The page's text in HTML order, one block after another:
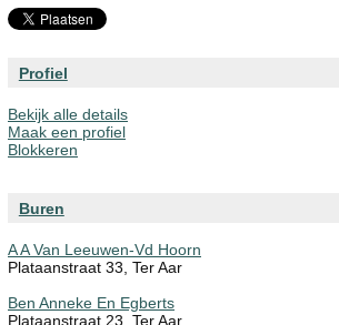
Profiel
Bekijk alle details
Maak een profiel
Blokkeren
Buren
A A Van Leeuwen-Vd Hoorn
Plataanstraat 33, Ter Aar
Ben Anneke En Egberts
Plataanstraat 23, Ter Aar